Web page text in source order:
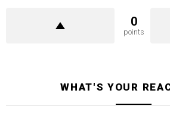
0
points
WHAT'S YOUR